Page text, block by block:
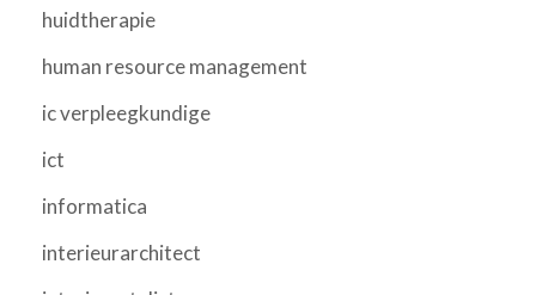
huidtherapie
human resource management
ic verpleegkundige
ict
informatica
interieurarchitect